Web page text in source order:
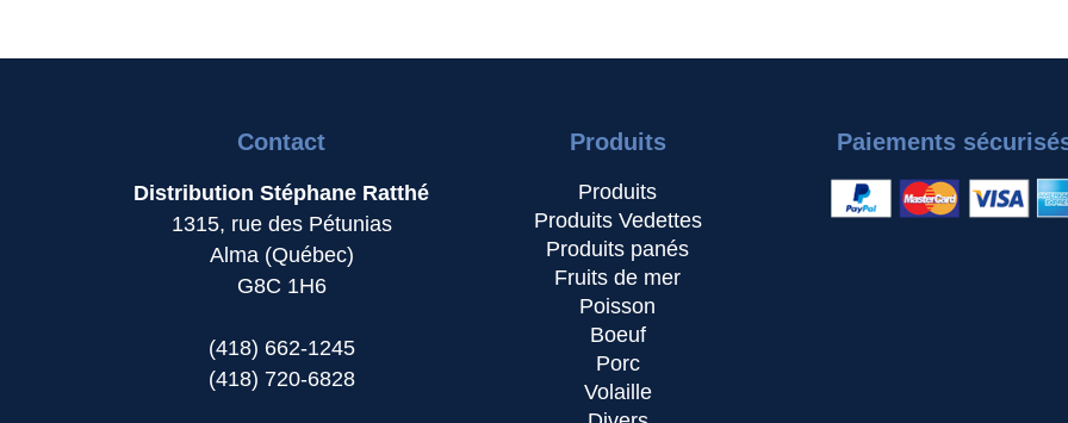
Contact
Distribution Stéphane Ratthé
1315, rue des Pétunias
Alma (Québec)
G8C 1H6
(418) 662-1245
(418) 720-6828
Produits
Produits
Produits Vedettes
Produits panés
Fruits de mer
Poisson
Boeuf
Porc
Volaille
Paiements